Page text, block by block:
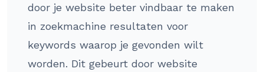
door je website beter vindbaar te maken
in zoekmachine resultaten voor
keywords waarop je gevonden wilt
worden. Dit gebeurt door website